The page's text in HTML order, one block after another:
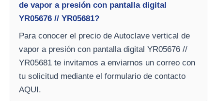
de vapor a presión con pantalla digital
YR05676 // YR05681?
Para conocer el precio de Autoclave vertical de
vapor a presión con pantalla digital YR05676 //
YR05681 te invitamos a enviarnos un correo con
tu solicitud mediante el formulario de contacto
AQUI.